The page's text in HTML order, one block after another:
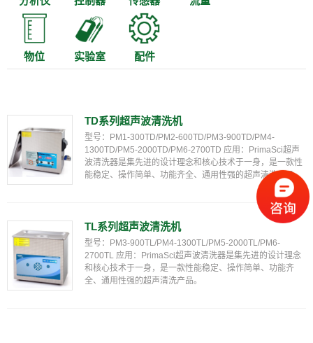
物位 实验室 配件
TD系列超声波清洗机
型号：PM1-300TD/PM2-600TD/PM3-900TD/PM4-
1300TD/PM5-2000TD/PM6-2700TD 应用：PrimaSci超声
波清洗器是集先进的设计理念和核心技术于一身，是一款性
能稳定、操作简单、功能齐全、通用性强的超声清洗产品。
TL系列超声波清洗机
型号：PM3-900TL/PM4-1300TL/PM5-2000TL/PM6-
2700TL 应用：PrimaSci超声波清洗器是集先进的设计理念
和核心技术于一身，是一款性能稳定、操作简单、功能齐
全、通用性强的超声清洗产品。